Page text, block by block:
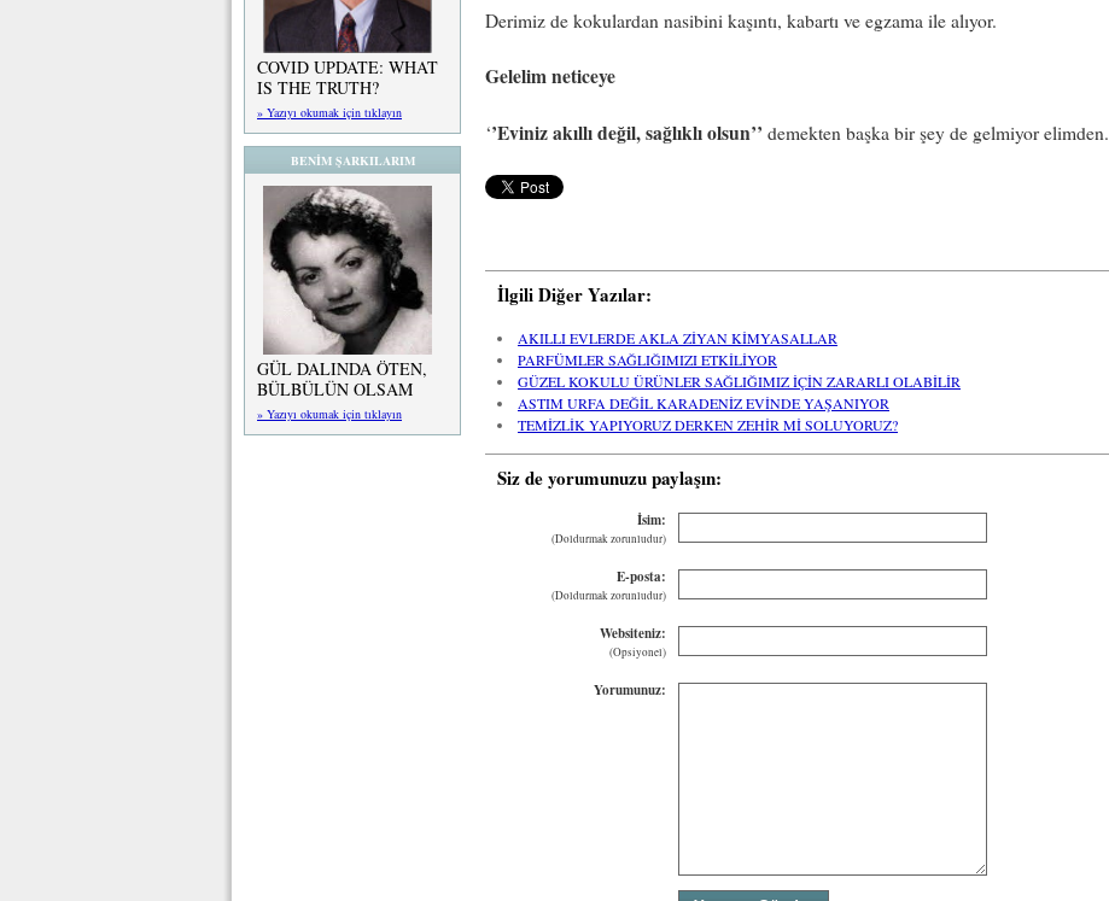
COVID UPDATE: WHAT
IS THE TRUTH?
» Yazıyı okumak için tıklayın
BENİM ŞARKILARIM
GÜL DALINDA ÖTEN,
BÜLBÜLÜN OLSAM
» Yazıyı okumak için tıklayın
Derimiz de kokulardan nasibini kaşıntı, kabartı ve egzama ile alıyor.
Gelelim neticeye
‘’Eviniz akıllı değil, sağlıklı olsun’’ demekten başka bir şey de gelmiyor elimden.
İlgili Diğer Yazılar:
AKILLI EVLERDE AKLA ZİYAN KİMYASALLAR
PARFÜMLER SAĞLIĞIMIZI ETKİLİYOR
GÜZEL KOKULU ÜRÜNLER SAĞLIĞIMIZ İÇİN ZARARLI OLABİLİR
ASTIM URFA DEĞİL KARADENİZ EVİNDE YAŞANIYOR
TEMİZLİK YAPIYORUZ DERKEN ZEHİR Mİ SOLUYORUZ?
Siz de yorumunuzu paylaşın:
İsim:
(Doldurmak zorunludur)
E-posta:
(Doldurmak zorunludur)
Websiteniz:
(Opsiyonel)
Yorumunuz: